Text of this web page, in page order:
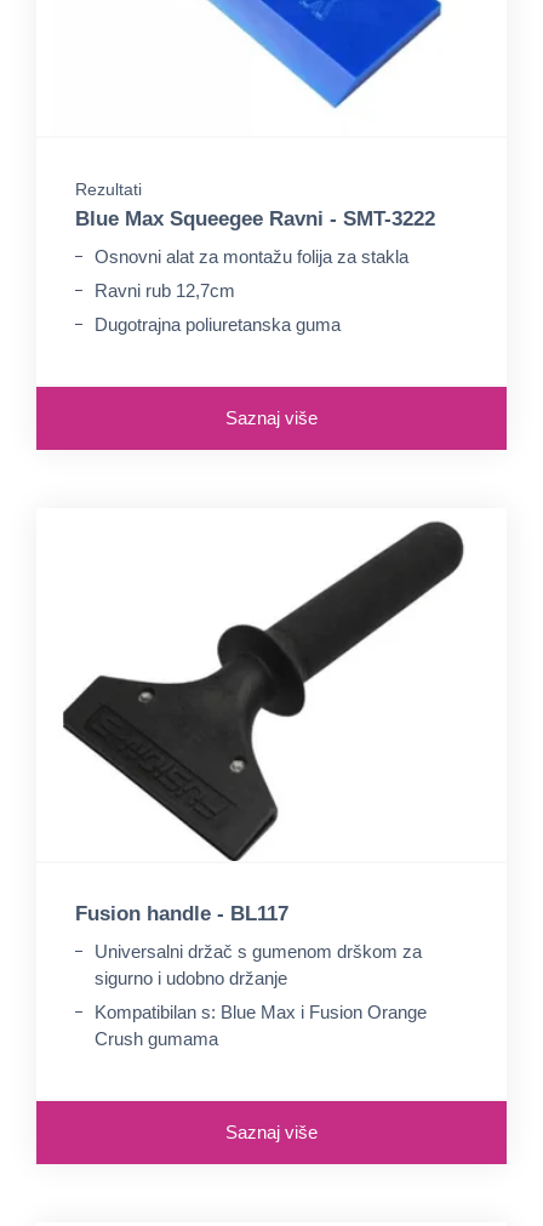
Rezultati
Blue Max Squeegee Ravni - SMT-3222
Osnovni alat za montažu folija za stakla
Ravni rub 12,7cm
Dugotrajna poliuretanska guma
Saznaj više
Fusion handle - BL117
Universalni držač s gumenom drškom za
sigurno i udobno držanje
Kompatibilan s: Blue Max i Fusion Orange
Crush gumama
Saznaj više